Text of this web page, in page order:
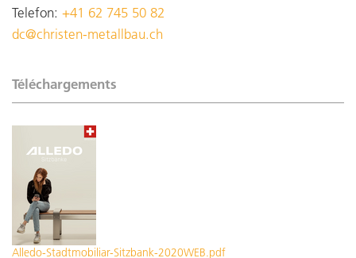
Telefon: +41 62 745 50 82
dc@christen-metallbau.ch
Téléchargements
Alledo-Stadtmobiliar-Sitzbank-2020WEB.pdf